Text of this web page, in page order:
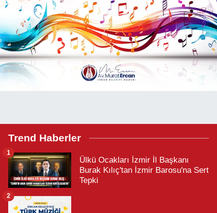
Trend Haberler
Ülkü Ocakları İzmir İl Başkanı
Burak Kılıç'tan İzmir Barosu'na Sert
Tepki
1
2